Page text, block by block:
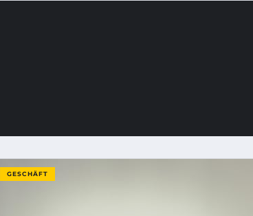
GESCHÄFT